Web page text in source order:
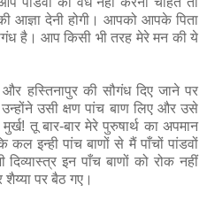
आज्ञा देनी होगी। आपको आपके पिता
है। आप किसी भी तरह मेरे मन की ये
और हस्तिनापुर की सौगंध दिए जाने पर
उसी क्षण पांच बाण लिए और उसे
तू बार-बार मेरे पुरुषार्थ का अपमान
कल इन्ही पांच बाणों से मैं पाँचों पांडवों
इन पाँच बाणों को रोक नहीं
पर बैठ गए।